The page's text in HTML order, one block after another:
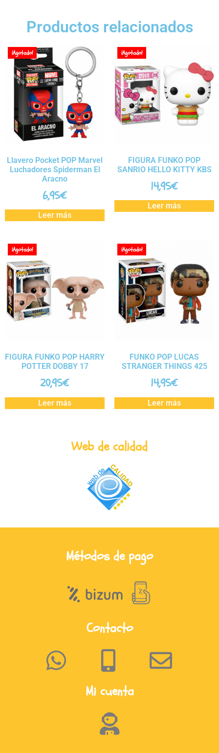
Productos relacionados
¡Agotado!
Llavero Pocket POP Marvel
Luchadores Spiderman El
Aracno
6,95€
Leer más
¡Agotado!
FIGURA FUNKO POP
SANRIO HELLO KITTY KBS
14,95€
Leer más
¡Agotado!
FIGURA FUNKO POP HARRY
POTTER DOBBY 17
20,95€
Leer más
¡Agotado!
FUNKO POP LUCAS
STRANGER THINGS 425
14,95€
Leer más
Web de calidad
Métodos de pago
Contacto
Mi cuenta